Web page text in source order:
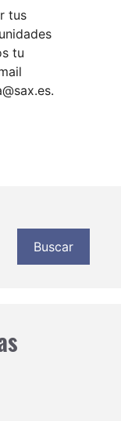
tus
tu
Buscar